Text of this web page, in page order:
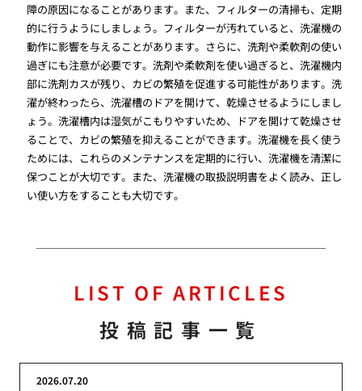
障の原因になることがあります。また、フィルターの清掃も、定期
的に行うようにしましょう。フィルターが汚れていると、洗濯機の
動作に影響を与えることがあります。さらに、洗剤や柔軟剤の使い
過ぎにも注意が必要です。洗剤や柔軟剤を使い過ぎると、洗濯機内
部に洗剤カスが残り、カビの繁殖を促進する可能性があります。洗
濯が終わったら、洗濯槽のドアを開けて、乾燥させるようにしまし
ょう。洗濯槽内は湿気がこもりやすいため、ドアを開けて乾燥させ
ることで、カビの繁殖を抑えることができます。洗濯機を長く使う
ためには、これらのメンテナンスを定期的に行い、洗濯機を清潔に
保つことが大切です。また、洗濯機の取扱説明書をよく読み、正し
い使い方をすることも大切です。
LIST OF ARTICLES
投稿記事一覧
2026.07.20